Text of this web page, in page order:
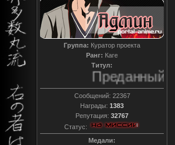
Группа: Куратор проекта
Ранг: Каге
Титул:
Преданный
Сообщений: 22367
Награды: 1383
Репутация: 32767
Статус:
Медали: